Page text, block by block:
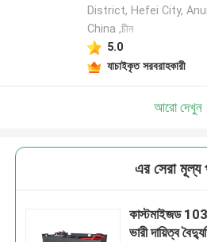
District, Hefei City,
China ,চীন
5.0
যাচাইকৃত সরবরাহকারী
আরো দেখুন
এর সেরা মূল্য
কাস্টমাইজড
ভারী দায়িত্ব